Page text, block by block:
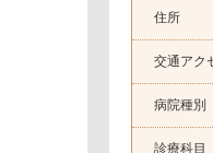
住所
交通アク
病院種別
診療科目